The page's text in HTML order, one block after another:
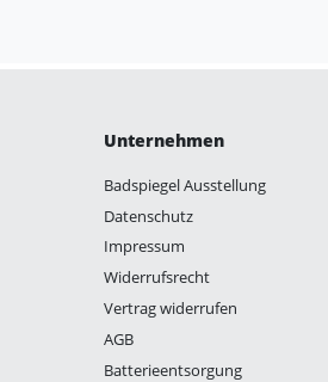
Unternehmen
Badspiegel Ausstellung
Datenschutz
Impressum
Widerrufsrecht
Vertrag widerrufen
AGB
Batterieentsorgung